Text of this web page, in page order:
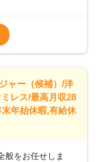
、ライフステージ
境を整えていま
ョナル社員：月
員 ：月給
ャー（候補）/洋
レス/最高月収28
年始休暇,有給休
般をお任せしま